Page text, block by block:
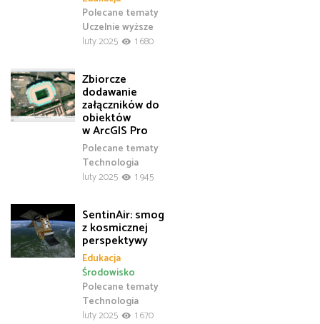
Polecane tematy
Uczelnie wyższe
luty 2025
1 680
Zbiorcze
dodawanie
załączników do
obiektów
w ArcGIS Pro
Polecane tematy
Technologia
luty 2025
1 945
SentinAir: smog
z kosmicznej
perspektywy
Edukacja
Polecane tematy
Środowisko
Technologia
luty 2025
1 670